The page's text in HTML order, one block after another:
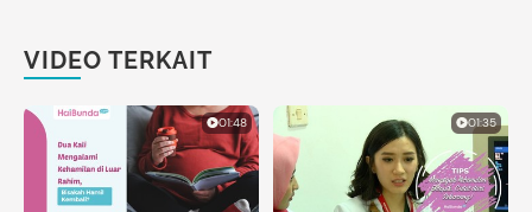
VIDEO TERKAIT
01:48 01:35